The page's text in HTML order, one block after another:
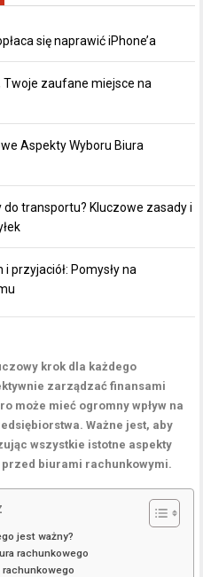
się naprawić iPhone’a
Twoje zaufane miejsce na
Aspekty Wyboru Biura
transportu? Kluczowe zasady i
przyjaciół: Pomysły na
krok dla każdego
zarządzać finansami
może mieć ogromny wpływ na
Ważne jest, aby
wszystkie istotne aspekty
biurami rachunkowymi.
jest ważny?
rachunkowego